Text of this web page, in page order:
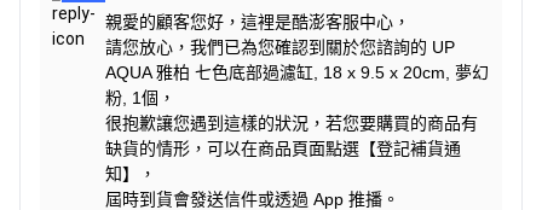
親愛的顧客您好，這裡是酷澎客服中心，
請您放心，我們已為您確認到關於您諮詢的 UP
AQUA 雅柏 七色底部過濾缸, 18 x 9.5 x 20cm, 夢幻
粉, 1個，
很抱歉讓您遇到這樣的狀況，若您要購買的商品有
缺貨的情形，可以在商品頁面點選【登記補貨通
知】，
屆時到貨會發送信件或透過 App 推播。